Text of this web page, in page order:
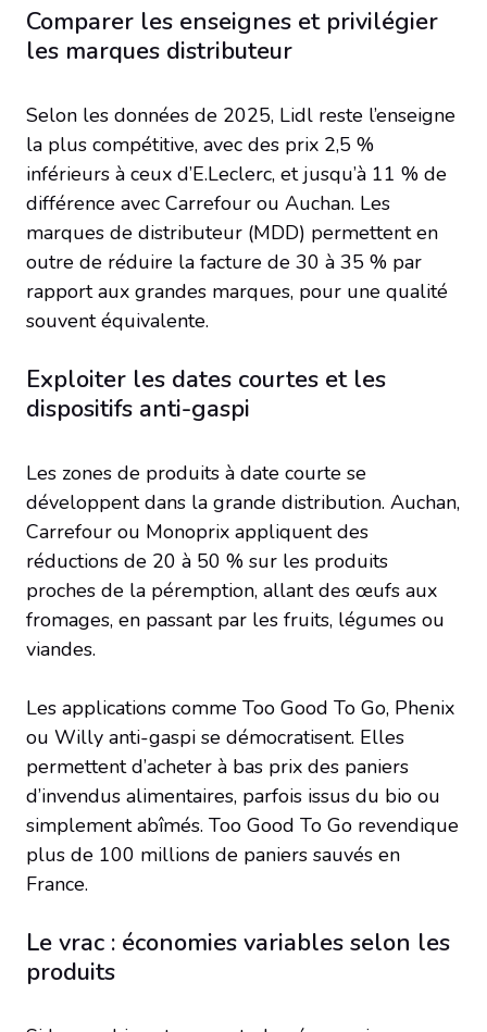
Comparer les enseignes et privilégier
les marques distributeur
Selon les données de 2025, Lidl reste l’enseigne
la plus compétitive, avec des prix 2,5 %
inférieurs à ceux d’E.Leclerc, et jusqu’à 11 % de
différence avec Carrefour ou Auchan. Les
marques de distributeur (MDD) permettent en
outre de réduire la facture de 30 à 35 % par
rapport aux grandes marques, pour une qualité
souvent équivalente.
Exploiter les dates courtes et les
dispositifs anti-gaspi
Les zones de produits à date courte se
développent dans la grande distribution. Auchan,
Carrefour ou Monoprix appliquent des
réductions de 20 à 50 % sur les produits
proches de la péremption, allant des œufs aux
fromages, en passant par les fruits, légumes ou
viandes.
Les applications comme Too Good To Go, Phenix
ou Willy anti-gaspi se démocratisent. Elles
permettent d’acheter à bas prix des paniers
d’invendus alimentaires, parfois issus du bio ou
simplement abîmés. Too Good To Go revendique
plus de 100 millions de paniers sauvés en
France.
Le vrac : économies variables selon les
produits